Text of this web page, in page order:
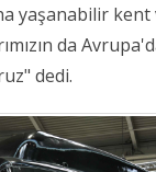
yaşanabilir kent
da
dedi.